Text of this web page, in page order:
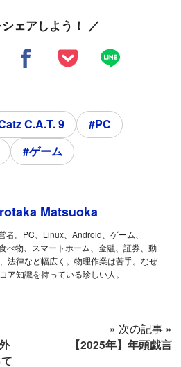
ェアしよう！ ／
C.A.T. 9
#PC
#ゲーム
Matsuoka
者。PC、Linux、Android、ゲーム、
べ物、スマートホーム、金融、証券、動
法律など幅広く。物理作業は苦手。なぜ
ア知識を持っている珍しい人。
» 次の記事 »
【2025年】年頭戯言